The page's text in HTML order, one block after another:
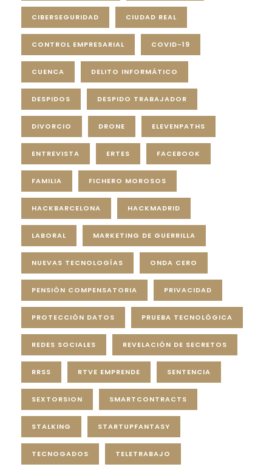
CIBERSEGURIDAD CIUDAD REAL
CONTROL EMPRESARIAL COVID-19
CUENCA DELITO INFORMÁTICO
DESPIDOS DESPIDO TRABAJADOR
DIVORCIO DRONE ELEVENPATHS
ENTREVISTA ERTES FACEBOOK
FAMILIA FICHERO MOROSOS
HACKBARCELONA HACKMADRID
LABORAL MARKETING DE GUERRILLA
NUEVAS TECNOLOGÍAS ONDA CERO
PENSIÓN COMPENSATORIA PRIVACIDAD
PROTECCIÓN DATOS PRUEBA TECNOLÓGICA
REDES SOCIALES REVELACIÓN DE SECRETOS
RRSS RTVE EMPRENDE SENTENCIA
SEXTORSION SMARTCONTRACTS
STALKING STARTUPFANTASY
TECNOGADOS TELETRABAJO